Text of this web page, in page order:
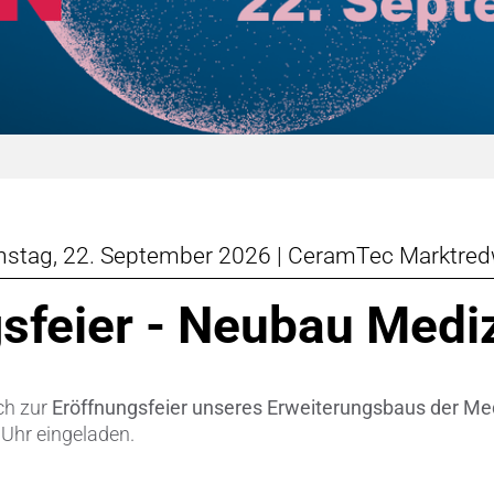
Ventile & Dichtungen
& Messwandler
Dicht- & Regelscheiben
Handschuh-Tauchformen
Mahlmedien
Passive Bauelemente
Rohre
22. September 2026 | CeramTec
- Neubau
zur Eröffnungsfeier unseres Erweiterungsbaus der
eingeladen.